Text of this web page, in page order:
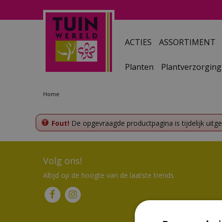
Home
ACTIES ASSORTIMENT
Planten Plantverzorging
Fout! De opgevraagde productpagina is tijdelijk
Volg ons!
Altijd op de hoogte van de laatste trends